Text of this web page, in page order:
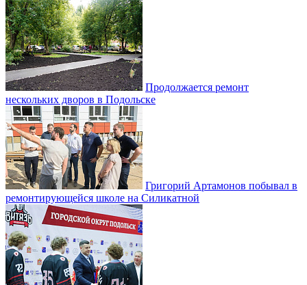
Продолжается ремонт
нескольких дворов в Подольске
Григорий Артамонов побывал в
ремонтирующейся школе на Силикатной